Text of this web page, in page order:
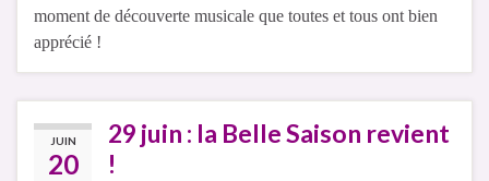
moment de découverte musicale que toutes et tous ont bien
apprécié !
JUIN
20
29 juin : la Belle Saison revient
!